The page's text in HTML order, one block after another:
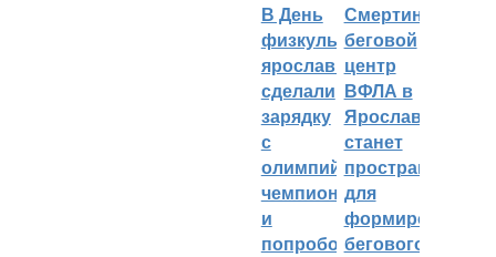
В День
физкультурника
ярославцы
сделали
зарядку
с
олимпийским
чемпионом
и
попробовали
Смертин:
беговой
центр
ВФЛА в
Ярославле
станет
пространством
для
формирования
бегового